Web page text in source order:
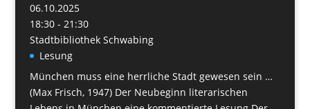
06.10.2025
18:30 - 21:30
Stadtbibliothek Schwabing
Lesung
München muss eine herrliche Stadt gewesen sein …
(Max Frisch, 1947) Der Neubeginn literarischen